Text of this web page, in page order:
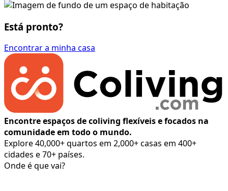
Está pronto?
Encontrar a minha casa
Encontre espaços de coliving flexíveis e focados na
comunidade em todo o mundo.
Explore 40,000+ quartos em 2,000+ casas em 400+
cidades e 70+ países.
Onde é que vai?